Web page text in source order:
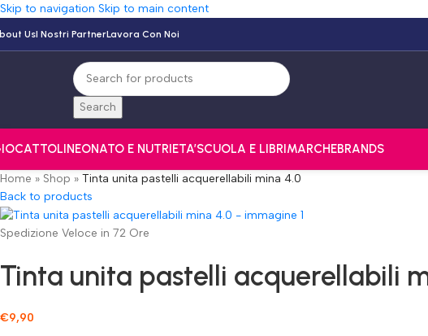
Skip to navigation Skip to main content
UsI Nostri PartnerLavora Con Noi
Search
NEONATO E NUTRIETA’SCUOLA E LIBRIMARCHEBRANDS
Home » Shop » Tinta unita pastelli acquerellabili mina 4.0
Back to products
Spedizione Veloce in 72 Ore
Tinta unita pastelli acquerellabili
€9,90